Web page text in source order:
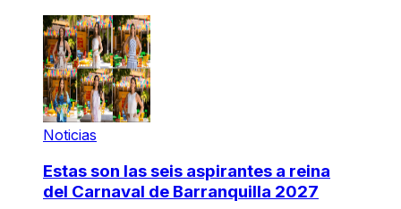
Noticias
Estas son las seis aspirantes a reina
del Carnaval de Barranquilla 2027